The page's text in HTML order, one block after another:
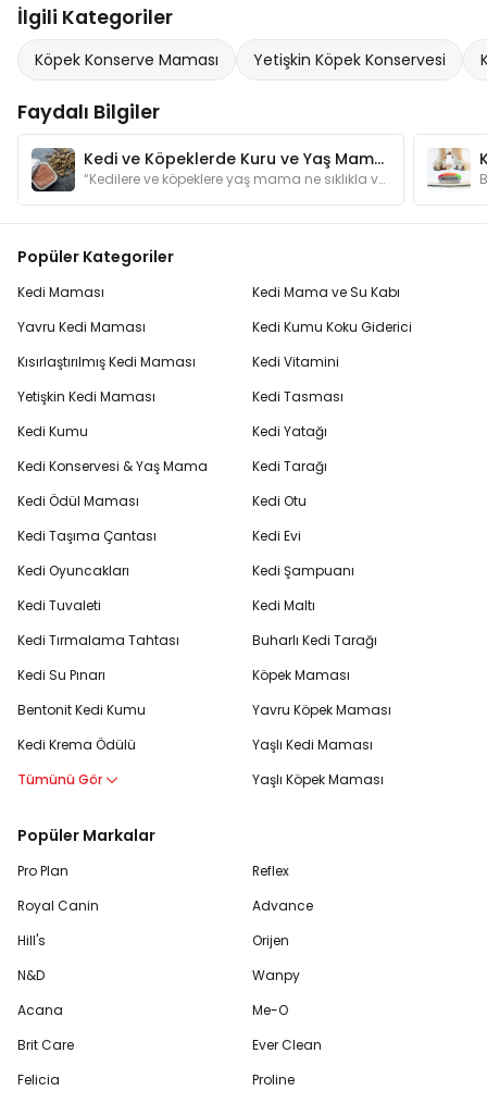
İlgili Kategoriler
Köpek Konserve Maması Yetişkin Köpek Konservesi
Faydalı Bilgiler
Kedi ve Köpeklerde Kuru ve Yaş Mama Dengesi Nasıl Olmalı?
“Kedilere ve köpeklere yaş mama ne sıklıkla verilmeli?” sorusunun yanıtları yazımızda.
Popüler Kategoriler
Kedi Maması
Yavru Kedi Maması
Kısırlaştırılmış Kedi Maması
Yetişkin Kedi Maması
Kedi Kumu
Kedi Konservesi & Yaş Mama
Kedi Ödül Maması
Kedi Taşıma Çantası
Kedi Oyuncakları
Kedi Tuvaleti
Kedi Tırmalama Tahtası
Kedi Su Pınarı
Bentonit Kedi Kumu
Kedi Krema Ödülü
Tümünü Gör
Kedi Mama ve Su Kabı
Kedi Kumu Koku Giderici
Kedi Vitamini
Kedi Tasması
Kedi Yatağı
Kedi Tarağı
Kedi Otu
Kedi Evi
Kedi Şampuanı
Kedi Maltı
Buharlı Kedi Tarağı
Köpek Maması
Yavru Köpek Maması
Yaşlı Kedi Maması
Yaşlı Köpek Maması
Popüler Markalar
Pro Plan
Royal Canin
Hill's
N&D
Acana
Brit Care
Felicia
Reflex
Advance
Orijen
Wanpy
Me-O
Ever Clean
Proline